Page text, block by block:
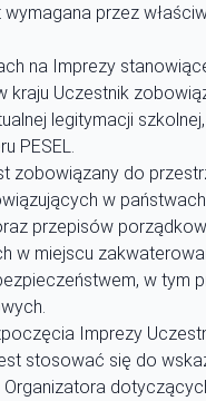
przez
na Imprezy
kraju Uczestnik
legitymacji
PESEL.
zobowiązany do
w
przepisów
w miejscu
w tym
Imprezy
stosować się do